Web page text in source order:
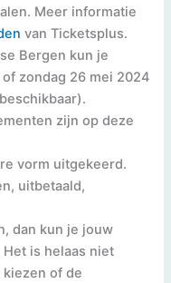
Meer informatie
van Ticketsplus.
Bergen kun je
zondag 26 mei 2024
zijn op deze
vorm uitgekeerd.
uitbetaald,
dan kun je jouw
is helaas niet
of de